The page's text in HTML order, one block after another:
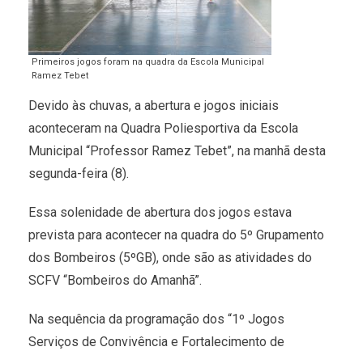
Primeiros jogos foram na quadra da Escola Municipal
Ramez Tebet
Devido às chuvas, a abertura e jogos iniciais
aconteceram na Quadra Poliesportiva da Escola
Municipal “Professor Ramez Tebet”, na manhã desta
segunda-feira (8).
Essa solenidade de abertura dos jogos estava
prevista para acontecer na quadra do 5º Grupamento
dos Bombeiros (5ºGB), onde são as atividades do
SCFV “Bombeiros do Amanhã”.
Na sequência da programação dos “1º Jogos
Serviços de Convivência e Fortalecimento de